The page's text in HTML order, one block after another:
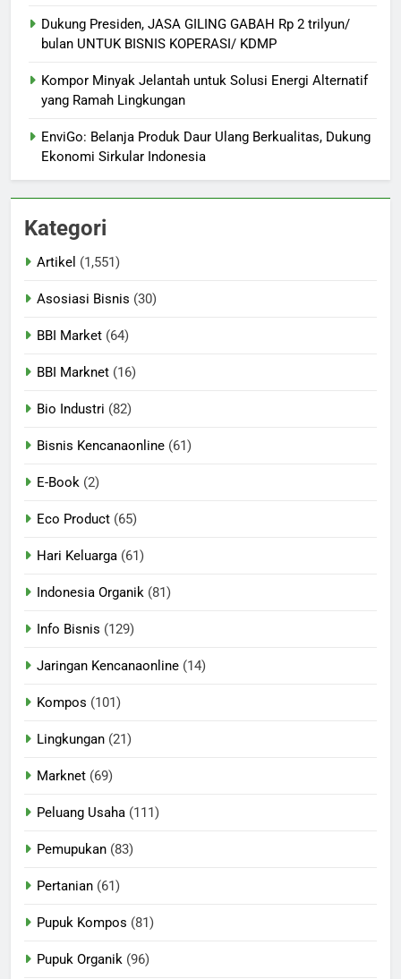
Dukung Presiden, JASA GILING GABAH Rp 2 trilyun/
bulan UNTUK BISNIS KOPERASI/ KDMP
Kompor Minyak Jelantah untuk Solusi Energi Alternatif
yang Ramah Lingkungan
EnviGo: Belanja Produk Daur Ulang Berkualitas, Dukung
Ekonomi Sirkular Indonesia
Kategori
Artikel (1,551)
Asosiasi Bisnis (30)
BBI Market (64)
BBI Marknet (16)
Bio Industri (82)
Bisnis Kencanaonline (61)
E-Book (2)
Eco Product (65)
Hari Keluarga (61)
Indonesia Organik (81)
Info Bisnis (129)
Jaringan Kencanaonline (14)
Kompos (101)
Lingkungan (21)
Marknet (69)
Peluang Usaha (111)
Pemupukan (83)
Pertanian (61)
Pupuk Kompos (81)
Pupuk Organik (96)